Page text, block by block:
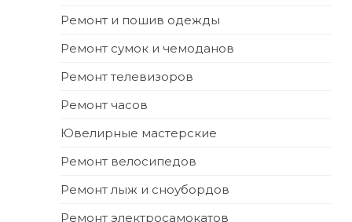
Ремонт и пошив одежды
Ремонт сумок и чемоданов
Ремонт телевизоров
Ремонт часов
Ювелирные мастерские
Ремонт велосипедов
Ремонт лыж и сноубордов
Ремонт электросамокатов